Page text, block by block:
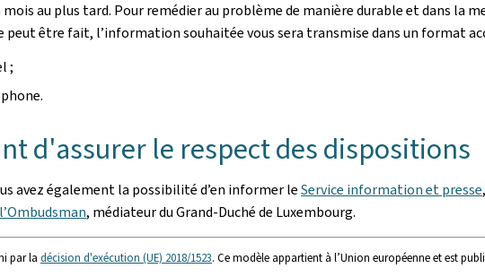
au plus tard. Pour remédier au problème de manière durable et dans la
peut être fait, l’information souhaitée vous sera transmise dans un format
;
d'assurer le respect des dispositions
avez également la possibilité d’en informer leService information et presse
l’Ombudsman, médiateur du Grand-Duché de Luxembourg.
par la décision d'exécution (UE) 2018/1523. Ce modèle appartient à l’Union européenne et est